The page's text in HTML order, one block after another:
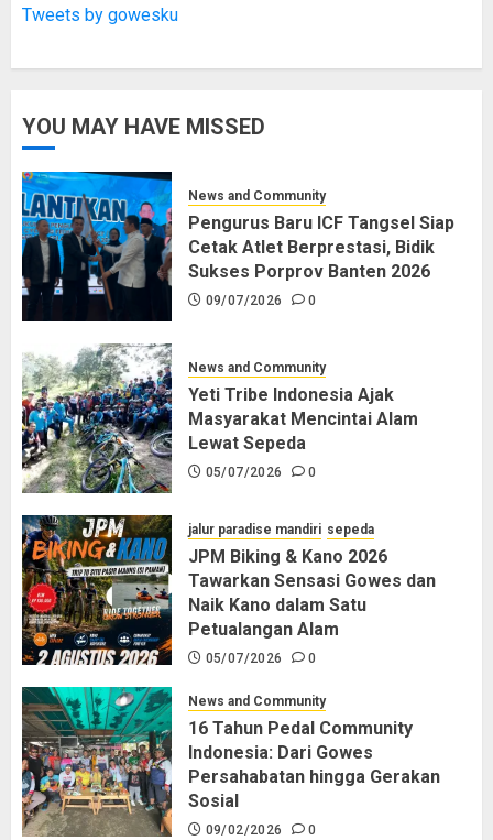
Tweets by gowesku
YOU MAY HAVE MISSED
News and Community
Pengurus Baru ICF Tangsel Siap
Cetak Atlet Berprestasi, Bidik
Sukses Porprov Banten 2026
09/07/2026 0
News and Community
Yeti Tribe Indonesia Ajak
Masyarakat Mencintai Alam
Lewat Sepeda
05/07/2026 0
jalur paradise mandiri sepeda
JPM Biking & Kano 2026
Tawarkan Sensasi Gowes dan
Naik Kano dalam Satu
Petualangan Alam
05/07/2026 0
News and Community
16 Tahun Pedal Community
Indonesia: Dari Gowes
Persahabatan hingga Gerakan
Sosial
09/02/2026 0